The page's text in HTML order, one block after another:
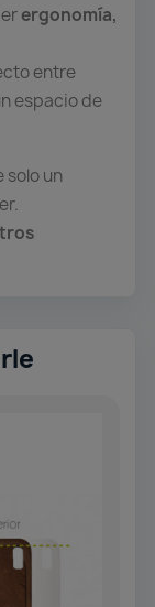
ergonomía,
entre
espacio de
solo un